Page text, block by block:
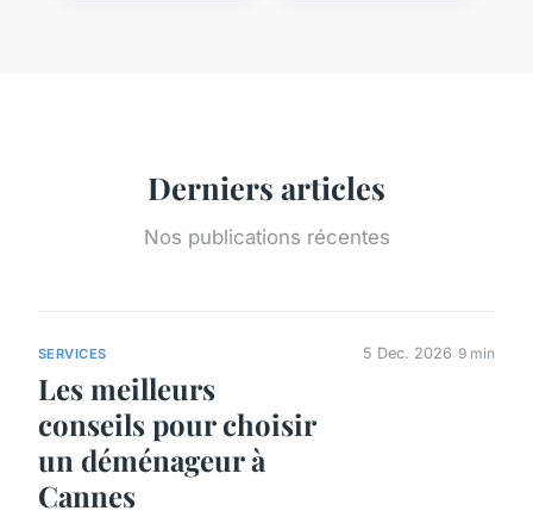
Derniers articles
Nos publications récentes
SERVICES
Les meilleurs
conseils pour choisir
un déménageur à
Cannes
5 Dec. 2026 9 min